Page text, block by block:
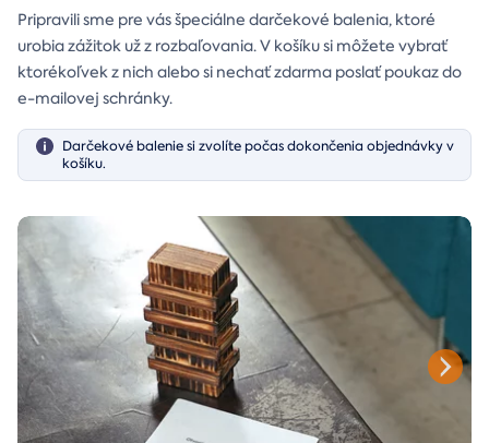
Pripravili sme pre vás špeciálne darčekové balenia, ktoré
urobia zážitok už z rozbaľovania. V košíku si môžete vybrať
ktorékoľvek z nich alebo si nechať zdarma poslať poukaz do
e-mailovej schránky.
Darčekové balenie si zvolíte počas dokončenia objednávky v
košíku.